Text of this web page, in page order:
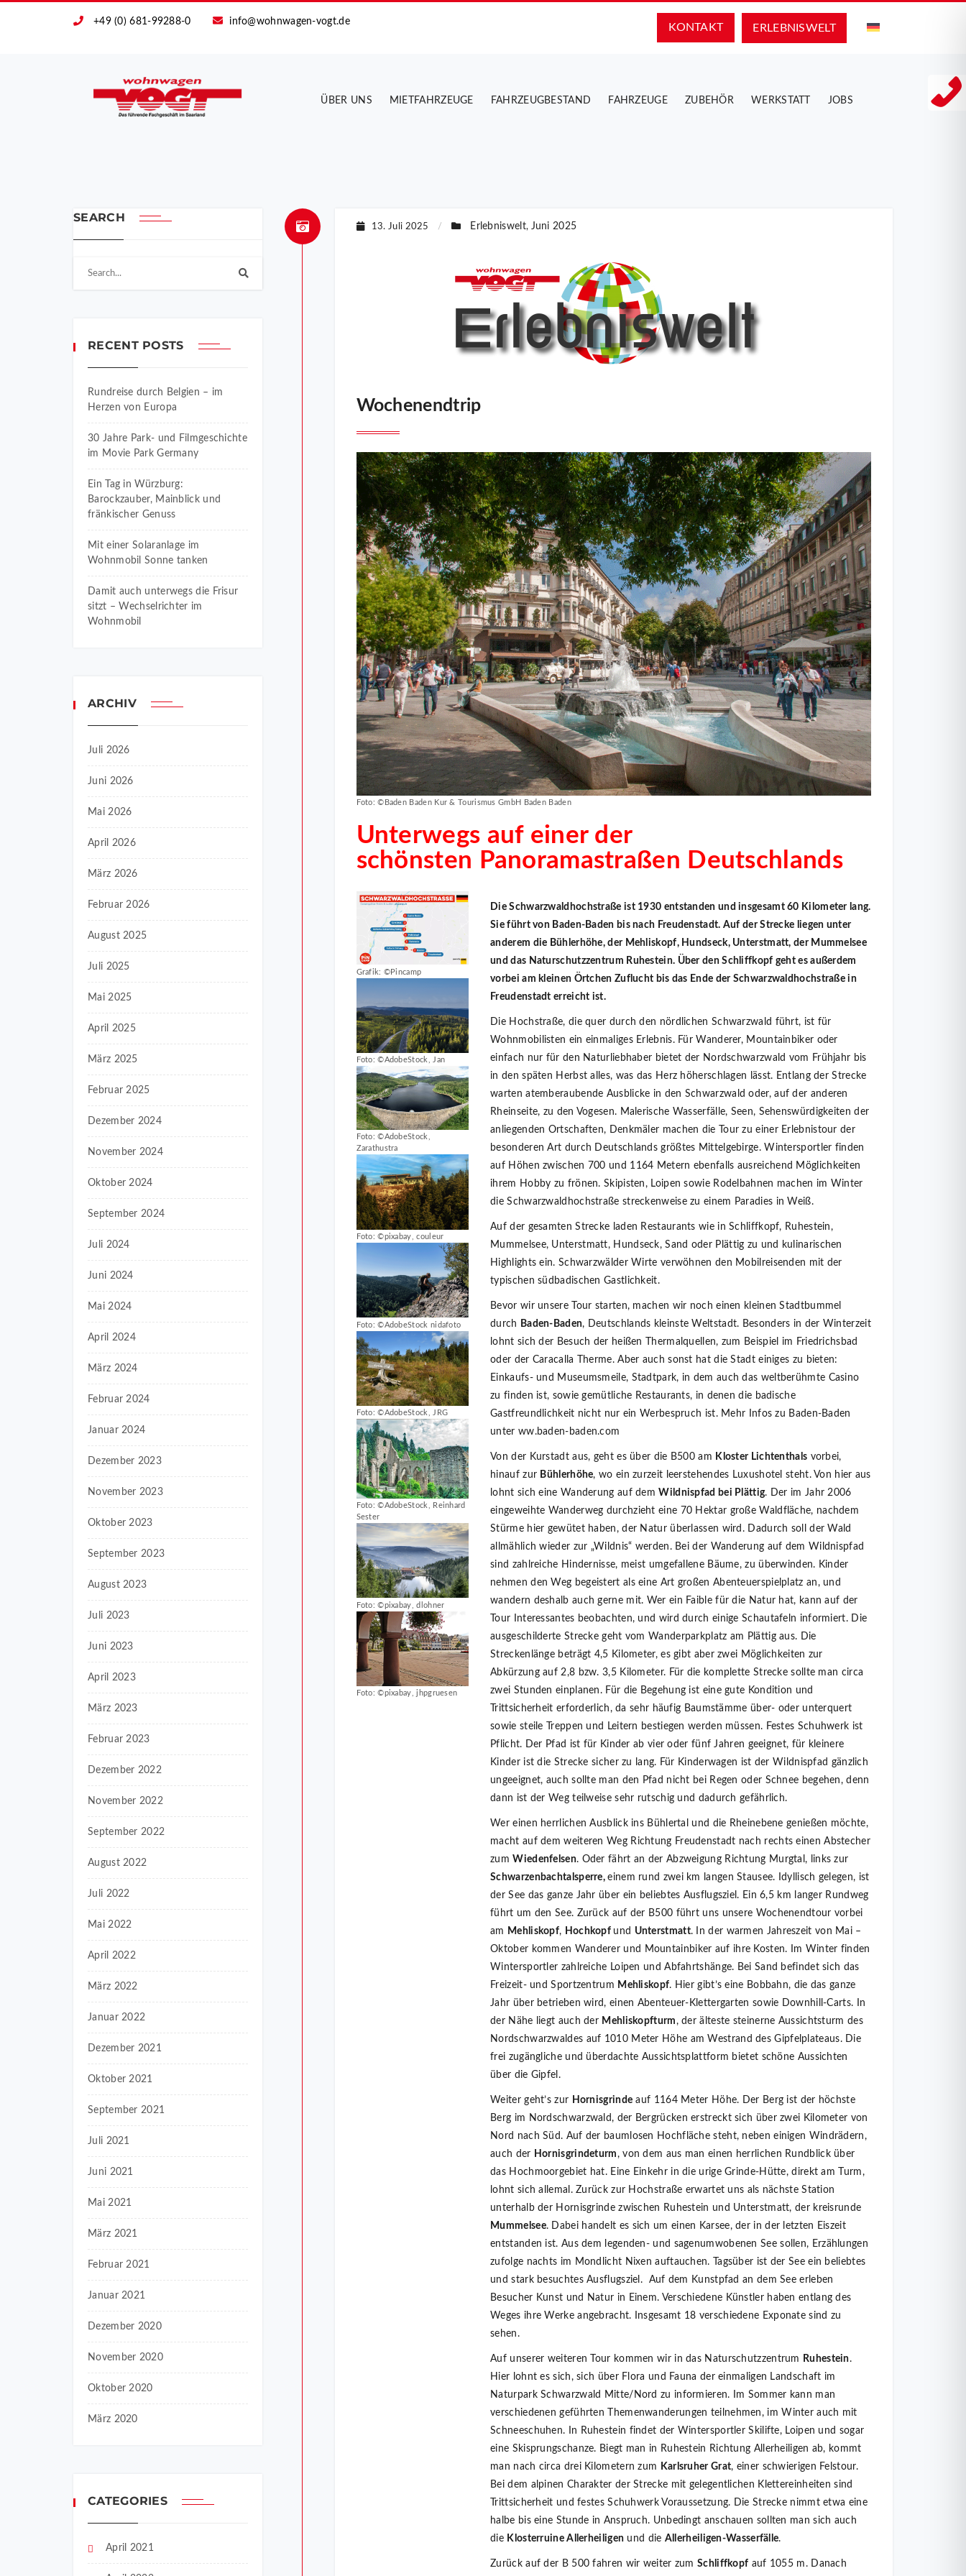
+49 (0) 681-99288-0 info@wohnwagen-vogt.de
ERLEBNIS­WELT
KONTAKT
ÜBER UNS MIETFAHRZEUGE FAHRZEUGBESTAND FAHRZEUGE ZUBEHÖR WERKSTATT JOBS
SEARCH
RECENT POSTS
Rundreise durch Belgien – im
Herzen von Europa
30 Jahre Park- und Filmgeschichte
im Movie Park Germany
Ein Tag in Würzburg:
Barockzauber, Mainblick und
fränkischer Genuss
Mit einer Solaranlage im
Wohnmobil Sonne tanken
Damit auch unterwegs die Frisur
sitzt – Wechselrichter im
Wohnmobil
ARCHIV
Juli 2026
Juni 2026
Mai 2026
April 2026
März 2026
Februar 2026
August 2025
Juli 2025
Mai 2025
April 2025
März 2025
Februar 2025
Dezember 2024
November 2024
Oktober 2024
September 2024
Juli 2024
Juni 2024
Mai 2024
April 2024
März 2024
Februar 2024
Januar 2024
Dezember 2023
November 2023
Oktober 2023
September 2023
August 2023
Juli 2023
Juni 2023
April 2023
März 2023
Februar 2023
Dezember 2022
November 2022
September 2022
August 2022
Juli 2022
Mai 2022
April 2022
März 2022
Januar 2022
Dezember 2021
Oktober 2021
September 2021
Juli 2021
Juni 2021
Mai 2021
März 2021
Februar 2021
Januar 2021
Dezember 2020
November 2020
Oktober 2020
März 2020
CATEGORIES
April 2021
13. Juli 2025 / Erlebniswelt, Juni 2025
Wochenendtrip
Foto: ©Baden Baden Kur & Tourismus GmbH Baden Baden
Unterwegs auf einer der
schönsten Panoramastraßen Deutschlands
Grafik: ©Pincamp
Foto: ©AdobeStock, Jan
Foto: ©AdobeStock,
Zarathustra
Foto: ©pixabay, couleur
Foto: ©AdobeStock nidafoto
Foto: ©AdobeStock, JRG
Foto: ©AdobeStock, Reinhard
Sester
Foto: ©pixabay, dlohner
Foto: ©pixabay, jhpgruesen
Die Schwarzwaldhochstraße ist 1930 entstanden und insgesamt 60 Kilometer lang.
Sie führt von Baden-Baden bis nach Freudenstadt. Auf der Strecke liegen unter
anderem die Bühlerhöhe, der Mehliskopf, Hundseck, Unterstmatt, der Mummelsee
und das Naturschutzzentrum Ruhestein. Über den Schliffkopf geht es außerdem
vorbei am kleinen Örtchen Zuflucht bis das Ende der Schwarzwaldhochstraße in
Freudenstadt erreicht ist.
Die Hochstraße, die quer durch den nördlichen Schwarzwald führt, ist für
Wohnmobilisten ein einmaliges Erlebnis. Für Wanderer, Mountainbiker oder
einfach nur für den Naturliebhaber bietet der Nordschwarzwald vom Frühjahr bis
in den späten Herbst alles, was das Herz höherschlagen lässt. Entlang der Strecke
warten atemberaubende Ausblicke in den Schwarzwald oder, auf der anderen
Rheinseite, zu den Vogesen. Malerische Wasserfälle, Seen, Sehenswürdigkeiten der
anliegenden Ortschaften, Denkmäler machen die Tour zu einer Erlebnistour der
besonderen Art durch Deutschlands größtes Mittelgebirge. Wintersportler finden
auf Höhen zwischen 700 und 1164 Metern ebenfalls ausreichend Möglichkeiten
ihrem Hobby zu frönen. Skipisten, Loipen sowie Rodelbahnen machen im Winter
die Schwarzwaldhochstraße streckenweise zu einem Paradies in Weiß.
Auf der gesamten Strecke laden Restaurants wie in Schliffkopf, Ruhestein,
Mummelsee, Unterstmatt, Hundseck, Sand oder Plättig zu und kulinarischen
Highlights ein. Schwarzwälder Wirte verwöhnen den Mobilreisenden mit der
typischen südbadischen Gastlichkeit.
Bevor wir unsere Tour starten, machen wir noch einen kleinen Stadtbummel
durch
Baden-Baden, Deutschlands kleinste Weltstadt. Besonders in der Winterzeit
lohnt sich der Besuch der heißen Thermalquellen, zum Beispiel im Friedrichsbad
oder der Caracalla Therme. Aber auch sonst hat die Stadt einiges zu bieten:
Einkaufs- und Museumsmeile, Stadtpark, in dem auch das weltberühmte Casino
zu finden ist, sowie gemütliche Restaurants, in denen die badische
Gastfreundlichkeit nicht nur ein Werbespruch ist. Mehr Infos zu Baden-Baden
unter ww.baden-baden.com
Von der Kurstadt aus, geht es über die B500 am Kloster Lichtenthals vorbei,
hinauf zur Bühlerhöhe, wo ein zurzeit leerstehendes Luxushotel steht. Von hier aus
lohnt sich eine Wanderung auf demWildnispfad bei Plättig. Der im Jahr 2006
eingeweihte Wanderweg durchzieht eine 70 Hektar große Waldfläche, nachdem
Stürme hier gewütet haben, der Natur überlassen wird. Dadurch soll der Wald
allmählich wieder zur „Wildnis“ werden. Bei der Wanderung auf dem Wildnispfad
sind zahlreiche Hindernisse, meist umgefallene Bäume, zu überwinden. Kinder
nehmen den Weg begeistert als eine Art großen Abenteuerspielplatz an, und
wandern deshalb auch gerne mit. Wer ein Faible für die Natur hat, kann auf der
Tour Interessantes beobachten, und wird durch einige Schautafeln informiert. Die
ausgeschilderte Strecke geht vom Wanderparkplatz am Plättig aus. Die
Streckenlänge beträgt 4,5 Kilometer, es gibt aber zwei Möglichkeiten zur
Abkürzung auf 2,8 bzw. 3,5 Kilometer. Für die komplette Strecke sollte man circa
zwei Stunden einplanen. Für die Begehung ist eine gute Kondition und
Trittsicherheit erforderlich, da sehr häufig Baumstämme über- oder unterquert
sowie steile Treppen und Leitern bestiegen werden müssen. Festes Schuhwerk ist
Pflicht. Der Pfad ist für Kinder ab vier oder fünf Jahren geeignet, für kleinere
Kinder ist die Strecke sicher zu lang. Für Kinderwagen ist der Wildnispfad gänzlich
ungeeignet, auch sollte man den Pfad nicht bei Regen oder Schnee begehen, denn
dann ist der Weg teilweise sehr rutschig und dadurch gefährlich.
Wer einen herrlichen Ausblick ins Bühlertal und die Rheinebene genießen möchte,
macht auf dem weiteren Weg Richtung Freudenstadt nach rechts einen Abstecher
zumWiedenfelsen. Oder fährt an der Abzweigung Richtung Murgtal, links zur
Schwarzenbachtalsperre,einem rund zwei km langen Stausee. Idyllisch gelegen, ist
der See das ganze Jahr über ein beliebtes Ausflugsziel. Ein 6,5 km langer Rundweg
führt um den See. Zurück auf der B500 führt uns unsere Wochenendtour vorbei
am Mehliskopf, Hochkopf und Unterstmatt. In der warmen Jahreszeit von Mai –
Oktober kommen Wanderer und Mountainbiker auf ihre Kosten. Im Winter finden
Wintersportler zahlreiche Loipen und Abfahrtshänge. Bei Sand befindet sich das
Freizeit- und Sportzentrum Mehliskopf. Hier gibt’s eine Bobbahn, die das ganze
Jahr über betrieben wird, einen Abenteuer-Klettergarten sowie Downhill-Carts. In
der Nähe liegt auch der Mehliskopfturm, der älteste steinerne Aussichtsturm des
Nordschwarzwaldes auf 1010 Meter Höhe am Westrand des Gipfelplateaus. Die
frei zugängliche und überdachte Aussichtsplattform bietet schöne Aussichten
über die Gipfel.
Weiter geht’s zur Hornisgrinde auf 1164 Meter Höhe. Der Berg ist der höchste
Berg im Nordschwarzwald, der Bergrücken erstreckt sich über zwei Kilometer von
Nord nach Süd. Auf der baumlosen Hochfläche steht, neben einigen Windrädern,
auch der Hornisgrindeturm, von dem aus man einen herrlichen Rundblick über
das Hochmoorgebiet hat. Eine Einkehr in die urige Grinde-Hütte, direkt am Turm,
lohnt sich allemal. Zurück zur Hochstraße erwartet uns als nächste Station
unterhalb der Hornisgrinde zwischen Ruhestein und Unterstmatt, der kreisrunde
Mummelsee. Dabei handelt es sich um einen Karsee, der in der letzten Eiszeit
entstanden ist. Aus dem legenden- und sagenumwobenen See sollen, Erzählungen
zufolge nachts im Mondlicht Nixen auftauchen. Tagsüber ist der See ein beliebtes
und stark besuchtes Ausflugsziel. Auf dem Kunstpfad an dem See erleben
Besucher Kunst und Natur in Einem. Verschiedene Künstler haben entlang des
Weges ihre Werke angebracht. Insgesamt 18 verschiedene Exponate sind zu
sehen.
Auf unserer weiteren Tour kommen wir in das Naturschutzzentrum Ruhestein.
Hier lohnt es sich, sich über Flora und Fauna der einmaligen Landschaft im
Naturpark Schwarzwald Mitte/Nord zu informieren. Im Sommer kann man
verschiedenen geführten Themenwanderungen teilnehmen, im Winter auch mit
Schneeschuhen. In Ruhestein findet der Wintersportler Skilifte, Loipen und sogar
eine Skisprungschanze. Biegt man in Ruhestein Richtung Allerheiligen ab, kommt
man nach circa drei Kilometern zum
Karlsruher Grat, einer schwierigen Felstour.
Bei dem alpinen Charakter der Strecke mit gelegentlichen Klettereinheiten sind
Trittsicherheit und festes Schuhwerk Voraussetzung. Die Strecke nimmt etwa eine
halbe bis eine Stunde in Anspruch. Unbedingt anschauen sollten man sich auch
die Klosterruine Allerheiligen und die Allerheiligen-Wasserfälle.
Zurück auf der B 500 fahren wir weiter zumSchliffkopf auf 1055 m. Danach